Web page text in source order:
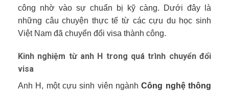
công nhờ vào sự chuẩn bị kỹ càng. Dưới đây là
những câu chuyện thực tế từ các cựu du học sinh
Việt Nam đã chuyển đổi visa thành công.
Kinh nghiệm từ anh H trong quá trình chuyển đổi
visa
Anh H, một cựu sinh viên ngànhCông nghệ thông